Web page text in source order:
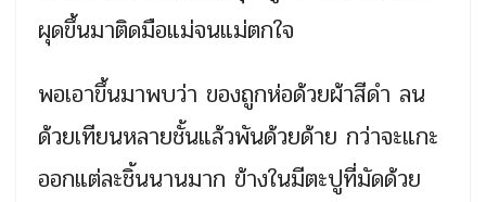
ผุดขึ้นมาติดมือแม่จนแม่ตกใจ
พอเอาขึ้นมาพบว่า ของถูกห่อด้วยผ้าสีดำ ลน
ด้วยเทียนหลายชั้นแล้วพันด้วยด้าย กว่าจะแกะ
ออกแต่ละชิ้นนานมาก ข้างในมีตะปูที่มัดด้วย